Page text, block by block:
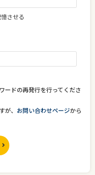
させる
ードの再発行を行ってくださ
、 お問い合わせページから